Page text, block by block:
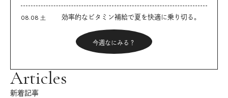
08.08 土 効率的なビタミン補給で夏を快適に乗り切る。
今週なにみる？
Articles
新着記事